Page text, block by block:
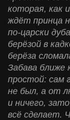
которая, как
ждёт принца
по-царски
берёзой в
берёза
Забава ближе
простой: сам
не был, а от
и ничего,
всё сделает.